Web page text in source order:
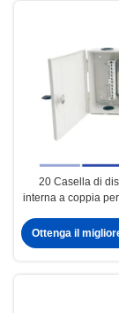
20 Casella di
interna a coppia
Ottenga il